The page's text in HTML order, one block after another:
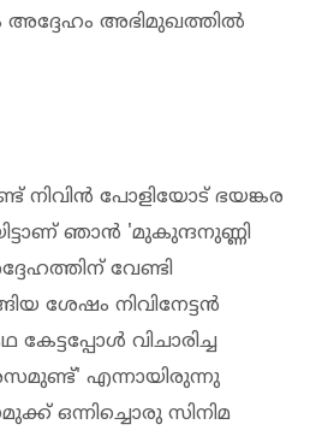
അദ്ദേഹം അഭിമുഖത്തിൽ
നിവിൻ പോളിയോട് ഭയങ്കര
ഞാൻ 'മുകുന്ദനുണ്ണി
വേണ്ടി
ശേഷം നിവിനേട്ടൻ
കേട്ടപ്പോൾ വിചാരിച്ച
എന്നായിരുന്നു
ഒന്നിച്ചൊരു സിനിമ